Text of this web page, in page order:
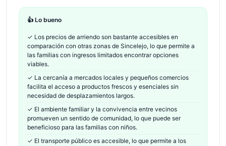
👍 Lo bueno
✓ Los precios de arriendo son bastante accesibles en
comparación con otras zonas de Sincelejo, lo que permite a
las familias con ingresos limitados encontrar opciones
viables.
✓ La cercanía a mercados locales y pequeños comercios
facilita el acceso a productos frescos y esenciales sin
necesidad de desplazamientos largos.
✓ El ambiente familiar y la convivencia entre vecinos
promueven un sentido de comunidad, lo que puede ser
beneficioso para las familias con niños.
✓ El transporte público es accesible, lo que permite a los